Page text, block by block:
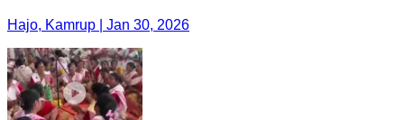
Hajo, Kamrup | Jan 30, 2026